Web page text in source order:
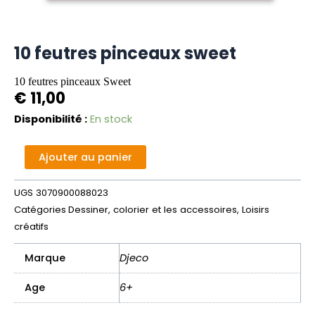
10 feutres pinceaux sweet
10 feutres pinceaux Sweet
€ 11,00
Disponibilité : En stock
quantité
feutres
sweet
Ajouter au panier
UGS 3070900088023
Catégories Dessiner, colorier et les accessoires, Loisirs
créatifs
Marque Djeco
Age 6+